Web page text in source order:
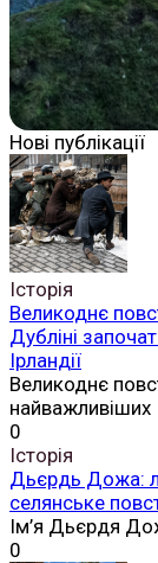
Нові публікації
Історія
Великоднє
Дубліні
Ірландії
Великоднє
найважливіших
0
Історія
Дьєрдь Дожа:
селянське
Ім’я Дьєрдя
0